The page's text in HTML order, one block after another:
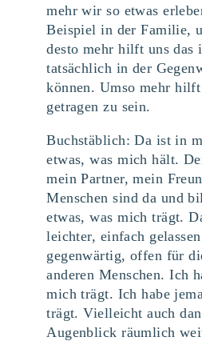
mehr wir so etwas
Beispiel in der Familie,
desto mehr hilft uns das
tatsächlich in der
können. Umso mehr hilft
getragen zu sein.
Buchstäblich: Da ist in
etwas, was mich hält.
mein Partner, mein
Menschen sind da und
etwas, was mich trägt.
leichter, einfach
gegenwärtig, offen für
anderen Menschen. Ich
mich trägt. Ich habe
trägt. Vielleicht auch
Augenblick räumlich